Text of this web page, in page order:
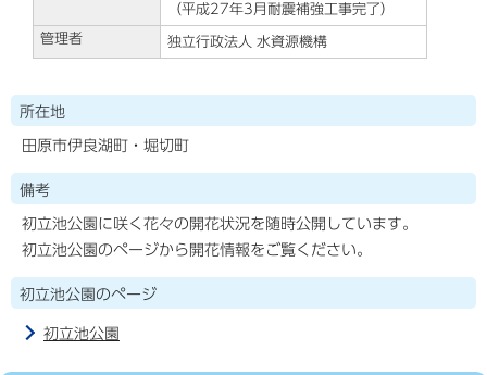
（平成27年3月耐震補強工事完了）
管理者 独立行政法人 水資源機構
所在地
田原市伊良湖町・堀切町
備考
初立池公園に咲く花々の開花状況を随時公開しています。
初立池公園のページから開花情報をご覧ください。
初立池公園のページ
初立池公園